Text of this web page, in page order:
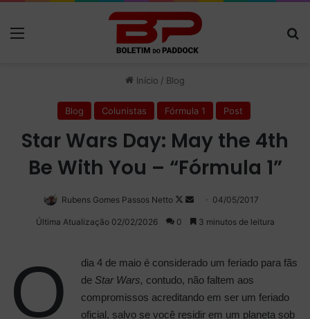
Início / Blog
Blog Colunistas Fórmula 1 Post
Star Wars Day: May the 4th
Be With You – “Fórmula 1”
Rubens Gomes Passos Netto
Follow
on
Mande
um
04/05/2017
Última Atualização 02/02/2026 0 3 minutos de leitura
O
dia 4 de maio é considerado um feriado para fãs
de Star Wars, contudo, não faltem aos
compromissos acreditando em ser um feriado
oficial, salvo se você residir em um planeta sob